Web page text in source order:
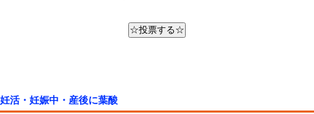
妊活・妊娠中・産後に葉酸